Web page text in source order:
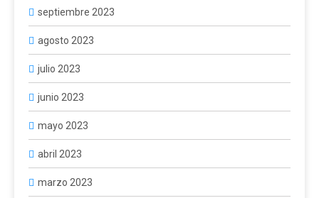
septiembre 2023
agosto 2023
julio 2023
junio 2023
mayo 2023
abril 2023
marzo 2023